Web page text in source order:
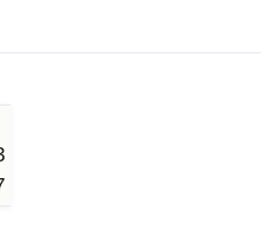
(Atual)
(Atual)